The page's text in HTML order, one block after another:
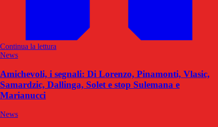
Continua la lettura
News
Amichevoli, i segnali: Di Lorenzo, Pinamonti, Vlasic,
Samardzic, Dallinga, Solet e stop Sulemana e
Marianucci
News